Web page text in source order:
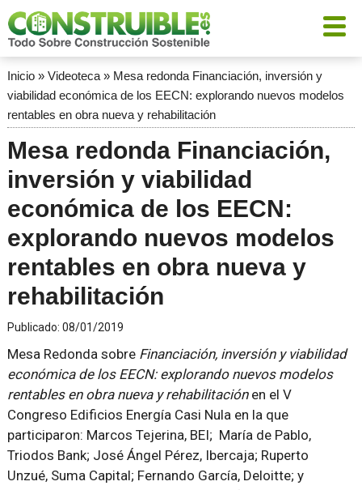
Inicio» Videoteca» Mesa redonda Financiación, inversión y
viabilidad económica de los EECN: explorando nuevos modelos
rentables en obra nueva y rehabilitación
Mesa redonda Financiación,
inversión y viabilidad
económica de los EECN:
explorando nuevos modelos
rentables en obra nueva y
rehabilitación
Publicado: 08/01/2019
Mesa Redonda sobre Financiación, inversión y viabilidad
económica de los EECN: explorando nuevos modelos
rentables en obra nueva y rehabilitaciónen el V
Congreso Edificios Energía Casi Nula en la que
participaron: Marcos Tejerina, BEI; María de Pablo,
Triodos Bank; José Ángel Pérez, Ibercaja; Ruperto
Unzué, Suma Capital; Fernando García, Deloitte; y